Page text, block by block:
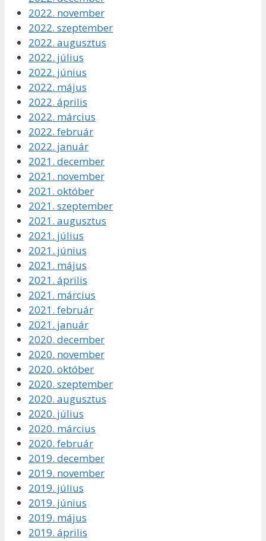
2022. november
2022. szeptember
2022. augusztus
2022. július
2022. június
2022. május
2022. április
2022. március
2022. február
2022. január
2021. december
2021. november
2021. október
2021. szeptember
2021. augusztus
2021. július
2021. június
2021. május
2021. április
2021. március
2021. február
2021. január
2020. december
2020. november
2020. október
2020. szeptember
2020. augusztus
2020. július
2020. március
2020. február
2019. december
2019. november
2019. július
2019. június
2019. május
2019. április